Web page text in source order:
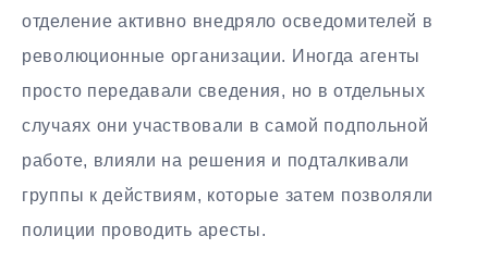
отделение активно внедряло осведомителей в
революционные организации. Иногда агенты
просто передавали сведения, но в отдельных
случаях они участвовали в самой подпольной
работе, влияли на решения и подталкивали
группы к действиям, которые затем позволяли
полиции проводить аресты.